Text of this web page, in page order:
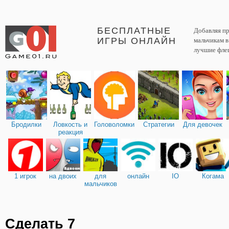
БЕСПЛАТНЫЕ
ИГРЫ ОНЛАЙН
Добавляя
мальчикам
лучшие
Бродилки
Ловкость и
реакция
Головоломки Стратегии Для девочек
1 игрок на двоих
для
мальчиков
онлайн IO Когама
Сделать 7